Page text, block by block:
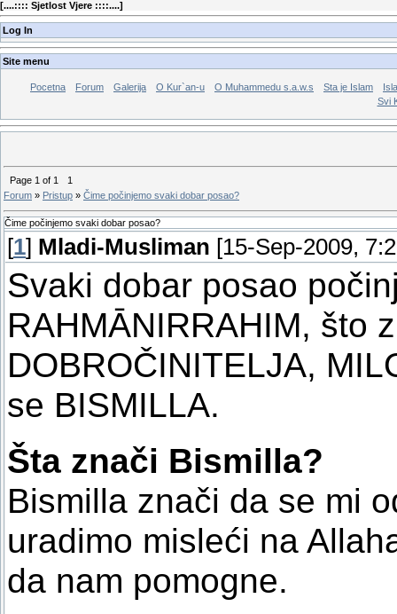
[....:::: Sjetlost Vjere ::::....]
Log In
Site menu
Pocetna Forum Galerija O Kur`an-u O Muhammedu s.a.w.s Sta je Islam
Svi
Page 1 of 1
1
Forum » Pristup » Čime počinjemo svaki dobar posao?
Čime počinjemo svaki dobar posao?
[1] Mladi-Musliman [15-Sep-2009,
Svaki dobar posao
RAHMĀNIRRAHIM, što
DOBROČINITELJA,
se BISMILLA.
Šta znači Bismilla?
Bismilla znači da se mi
uradimo misleći na
da nam pomogne.